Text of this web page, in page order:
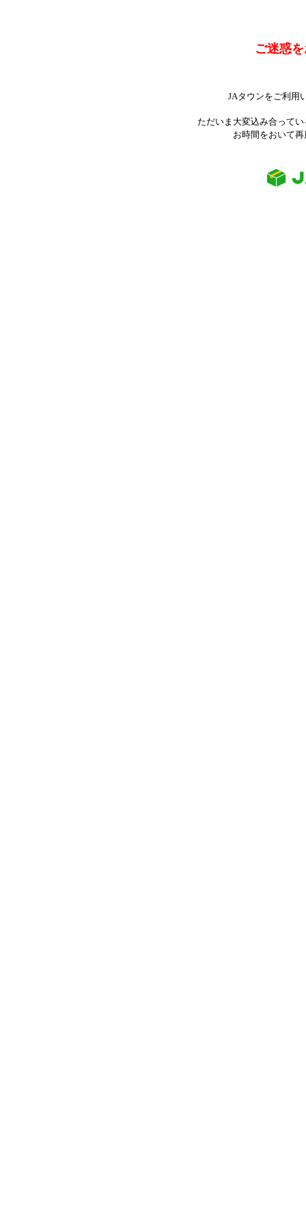
ご迷惑
JAタウンをご利用
ただいま大変込み合って
お時間をおいて